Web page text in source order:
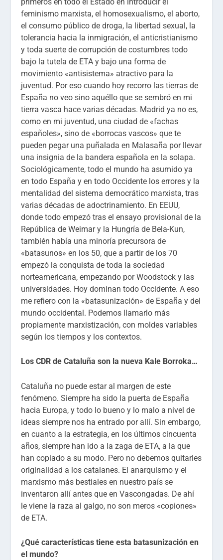
feminismo marxista, el homosexualismo, el aborto,
el consumo público de droga, la libertad sexual, la
tolerancia hacia la inmigración, el anticristianismo
y toda suerte de corrupción de costumbres todo
bajo la tutela de ETA y bajo una forma de
movimiento «antisistema» atractivo para la
juventud. Por eso cuando hoy recorro las tierras de
España no veo sino aquéllo que se sembró en mi
tierra vasca hace varias décadas. Madrid ya no es,
como en mi juventud, una ciudad de «fachas
españoles», sino de «borrocas vascos» que te
pueden pegar una puñalada en Malasaña por llevar
una insignia de la bandera española en la solapa.
Sociológicamente, todo el mundo ha asumido ya
en todo España y en todo Occidente los errores y la
mentalidad del sistema democrático marxista, tras
varias décadas de adoctrinamiento. En EEUU,
donde todo empezó tras el ensayo provisional de la
República de Weimar y la Hungría de Bela-Kun,
también había una minoría precursora de
«batasunos» en los 50, que a partir de los 70
empezó la conquista de toda la sociedad
norteamericana, empezando por Woodstock y las
universidades. Hoy dominan todo Occidente. A eso
me refiero con la «batasunización» de España y del
mundo occidental. Podemos llamarlo más
propiamente marxistización, con moldes variables
según los tiempos y los contextos.
Los CDR de Cataluña son la nueva Kale Borroka…
Cataluña no puede estar al margen de este
fenómeno. Siempre ha sido la puerta de España
hacia Europa, y todo lo bueno y lo malo a nivel de
ideas siempre nos ha entrado por allí. Sin embargo,
en cuanto a la estrategia, en los últimos cincuenta
años, siempre han ido a la zaga de ETA, a la que
han copiado a su modo. Pero no debemos quitarles
originalidad a los catalanes. El anarquismo y el
marxismo más bestiales en nuestro país se
inventaron allí antes que en Vascongadas. De ahí
le viene la raza al galgo, no son meros «copiones»
de ETA.
¿Qué características tiene esta batasunización en
el mundo?